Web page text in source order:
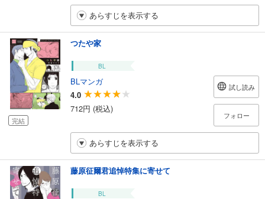
あらすじを表示する
完結
つたや家
BL
BLマンガ
4.0
712円 (税込)
試し読み
フォロー
あらすじを表示する
藤原征爾君追悼特集に寄せて
BL